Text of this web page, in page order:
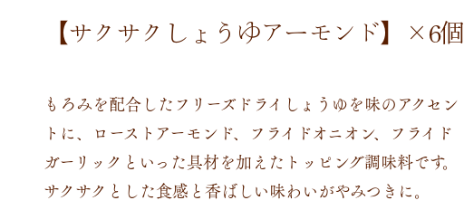
【サクサクしょうゆアーモンド】×6個
もろみを配合したフリーズドライしょうゆを味のアクセン
トに、ローストアーモンド、フライドオニオン、フライド
ガーリックといった具材を加えたトッピング調味料です。
サクサクとした食感と香ばしい味わいがやみつきに。